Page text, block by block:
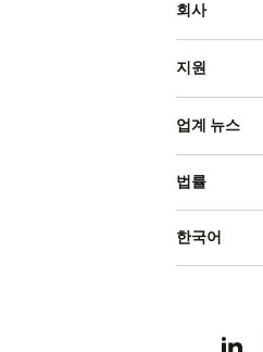
회사
지원
업계 뉴스
법률
한국어